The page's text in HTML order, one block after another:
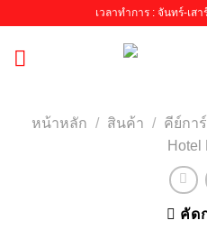
content
เวลาทำการ : จันทร์-เส
หน้าหลัก / สินค้า / คีย์กา
Hotel
คัด